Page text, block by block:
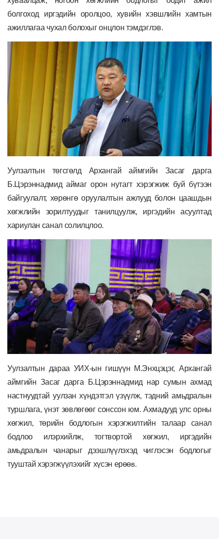
болгоход иргэдийн оролцоо, хувийн хэвшлийн хамтын
ажиллагаа чухал болохыг онцлон тэмдэглэв.
Уулзалтын төгсгөлд Архангай аймгийн Засаг дарга
Б.Цэрэннадмид аймаг орон нутагт хэрэгжиж буй бүтээн
байгуулалт, хөрөнгө оруулалтын ажлууд болон цаашдын
хөгжлийн зорилтуудыг танилцуулж, иргэдийн асуултад
хариулан санал солилцлоо.
Уулзалтын дараа УИХ-ын гишүүн М.Энхцэцэг, Архангай
аймгийн Засаг дарга Б.Цэрэннадмид нар сумын ахмад
настнуудтай уулзан хүндэтгэл үзүүлж, тэдний амьдралын
туршлага, үнэт зөвлөгөөг сонссон юм. Ахмадууд улс орны
хөгжил, төрийн бодлогын хэрэгжилтийн талаар санал
бодлоо илэрхийлж, тогтвортой хөгжил, иргэдийн
амьдралын чанарыг дээшлүүлэхэд чиглэсэн бодлогыг
тууштай хэрэгжүүлэхийг хүсэн ерөөв.